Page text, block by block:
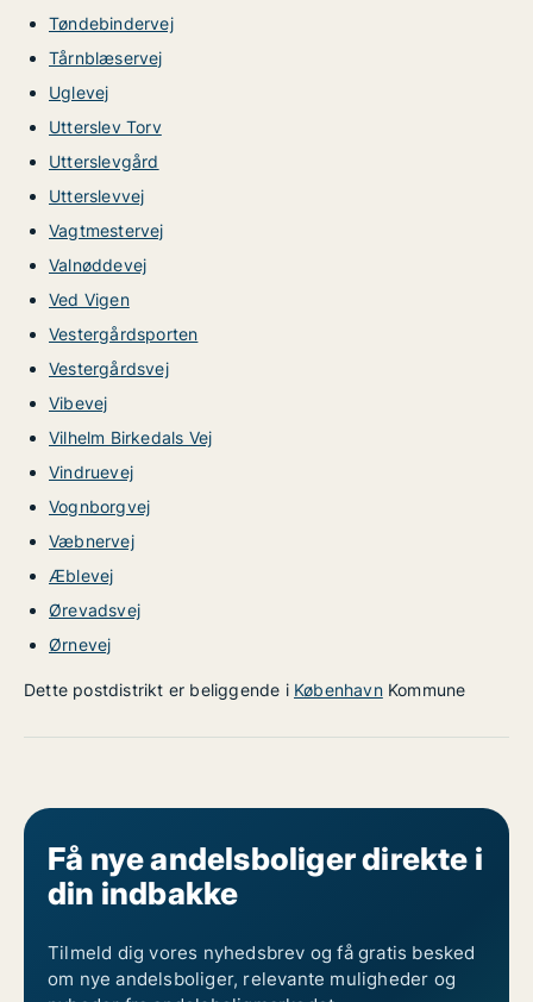
Tøndebindervej
Tårnblæservej
Uglevej
Utterslev Torv
Utterslevgård
Utterslevvej
Vagtmestervej
Valnøddevej
Ved Vigen
Vestergårdsporten
Vestergårdsvej
Vibevej
Vilhelm Birkedals Vej
Vindruevej
Vognborgvej
Væbnervej
Æblevej
Ørevadsvej
Ørnevej
Dette postdistrikt er beliggende i KøbenhavnKommune
Få nye andelsboliger direkte i
din indbakke
Tilmeld dig vores nyhedsbrev og få gratis besked
om nye andelsboliger, relevante muligheder og